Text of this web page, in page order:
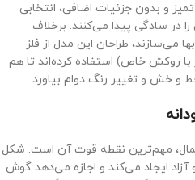
و بدون جزئیات اضافی، انتخابی
در سادگی پیدا می‌کنند. برخلاف
می‌سازند، طراحان این مدل از فلز
روکش خاص) استفاده کرده‌اند تا هم
و خش و تغییر رنگ دوام بیاورد.
مهم‌ترین نقطه قوت آن است. شکل
ایجاد می‌کند و اجازه می‌دهد گوش